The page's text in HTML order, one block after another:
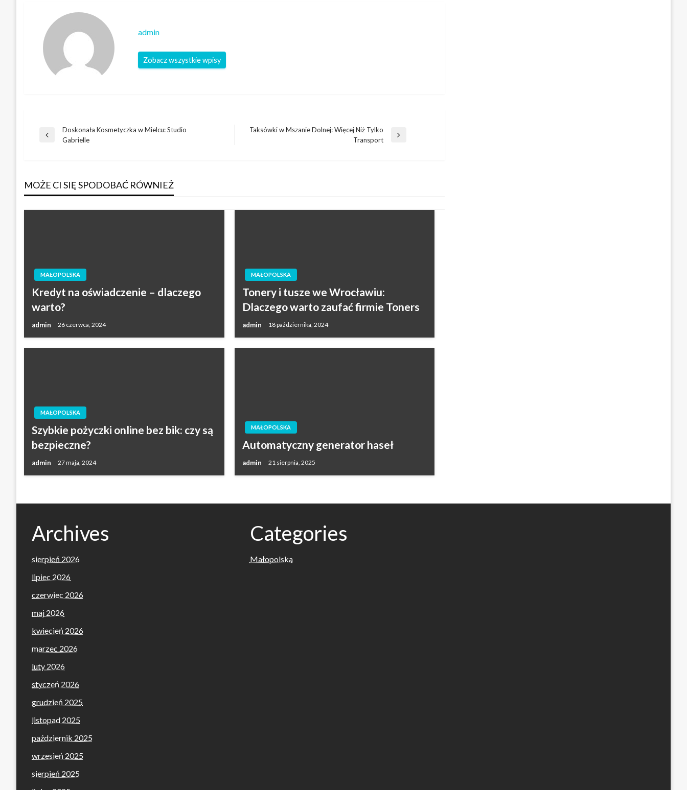
admin
Zobacz wszystkie wpisy
Nawigacja
Poprzedni
Doskonała Kosmetyczka w Mielcu: Studio
Gabrielle
Taksówki w Mszanie Dolnej: Więcej Niż Tylko
Transport
MOŻE CI SIĘ SPODOBAĆ RÓWNIEŻ
MAŁOPOLSKA
Kredyt na oświadczenie – dlaczego
warto?
admin 26 czerwca, 2024
MAŁOPOLSKA
Tonery i tusze we Wrocławiu:
Dlaczego warto zaufać firmie Toners
admin 18 października, 2024
MAŁOPOLSKA
Szybkie pożyczki online bez bik: czy są
bezpieczne?
admin 27 maja, 2024
MAŁOPOLSKA
Automatyczny generator haseł
admin 21 sierpnia, 2025
Archives
sierpień 2026
lipiec 2026
czerwiec 2026
maj 2026
kwiecień 2026
marzec 2026
luty 2026
styczeń 2026
grudzień 2025
listopad 2025
październik 2025
wrzesień 2025
sierpień 2025
Categories
Małopolska